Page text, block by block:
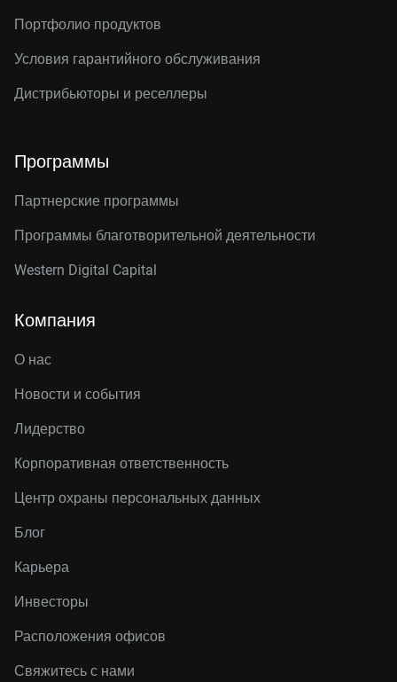
Портфолио продуктов
Условия гарантийного обслуживания
Дистрибьюторы и реселлеры
Программы
Партнерские программы
Программы благотворительной деятельности
Western Digital Capital
Компания
О нас
Новости и события
Лидерство
Корпоративная ответственность
Центр охраны персональных данных
Блог
Карьера
Инвесторы
Расположения офисов
Свяжитесь с нами